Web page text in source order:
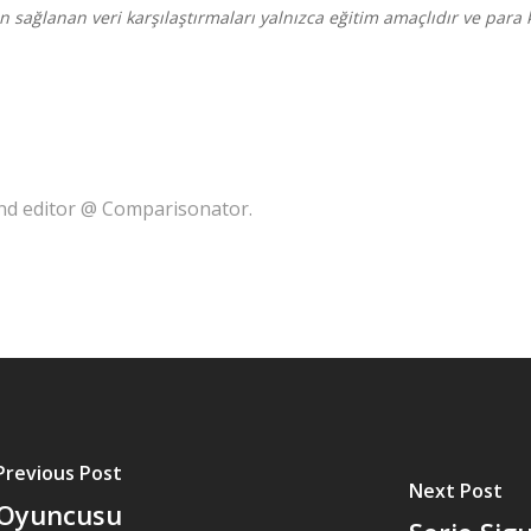
sağlanan veri karşılaştırmaları yalnızca eğitim amaçlıdır ve
editor @ Comparisonator.
Post
Next Post